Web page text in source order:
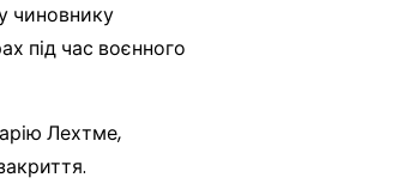
чиновнику
під час воєнного
Лехтме,